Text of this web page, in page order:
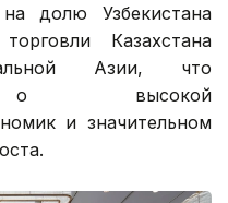
долю Узбекистана
Казахстана
Азии, что
о высокой
и значительном